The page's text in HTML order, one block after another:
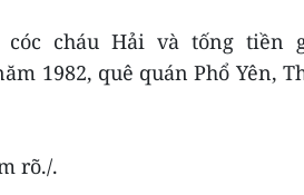
cháu Hải và tống tiền
1982, quê quán Phổ Yên,
rõ./.